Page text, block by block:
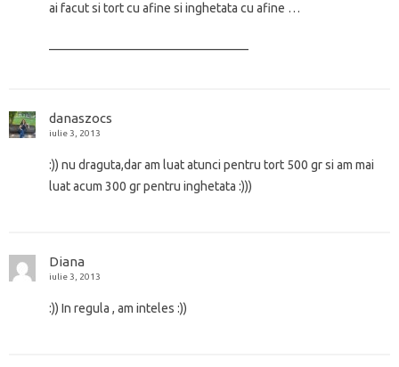
ai facut si tort cu afine si inghetata cu afine …
danaszocs
iulie 3, 2013
:)) nu draguta,dar am luat atunci pentru tort 500 gr si am mai
luat acum 300 gr pentru inghetata :)))
Diana
iulie 3, 2013
:)) In regula , am inteles :))